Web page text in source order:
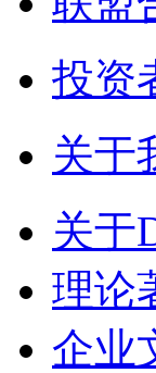
投资
关于
关于
理论
企业